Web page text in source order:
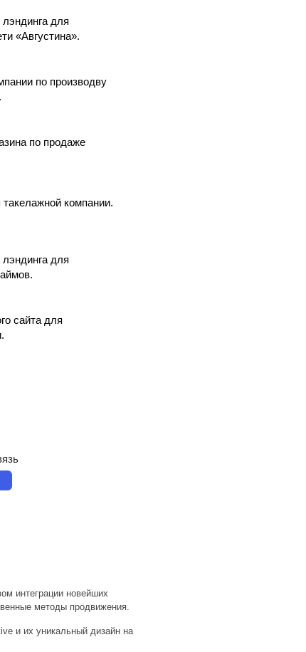
для
«Августина».
по производву
по продаже
компании.
для
сайта для
интеграции новейших
методы продвижения.
и их уникальный дизайн на